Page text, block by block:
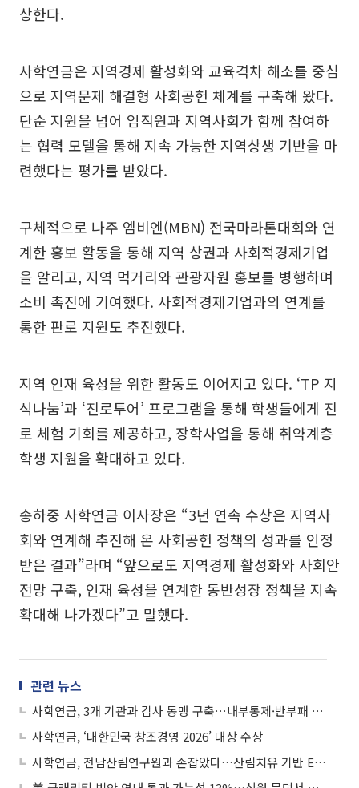
상한다.
사학연금은 지역경제 활성화와 교육격차 해소를 중심
으로 지역문제 해결형 사회공헌 체계를 구축해 왔다.
단순 지원을 넘어 임직원과 지역사회가 함께 참여하
는 협력 모델을 통해 지속 가능한 지역상생 기반을 마
련했다는 평가를 받았다.
구체적으로 나주 엠비엔(MBN) 전국마라톤대회와 연
계한 홍보 활동을 통해 지역 상권과 사회적경제기업
을 알리고, 지역 먹거리와 관광자원 홍보를 병행하며
소비 촉진에 기여했다. 사회적경제기업과의 연계를
통한 판로 지원도 추진했다.
지역 인재 육성을 위한 활동도 이어지고 있다. ‘TP 지
식나눔’과 ‘진로투어’ 프로그램을 통해 학생들에게 진
로 체험 기회를 제공하고, 장학사업을 통해 취약계층
학생 지원을 확대하고 있다.
송하중 사학연금 이사장은 “3년 연속 수상은 지역사
회와 연계해 추진해 온 사회공헌 정책의 성과를 인정
받은 결과”라며 “앞으로도 지역경제 활성화와 사회안
전망 구축, 인재 육성을 연계한 동반성장 정책을 지속
확대해 나가겠다”고 말했다.
관련 뉴스
사학연금, 3개 기관과 감사 동맹 구축…내부통제·반부패 협력 강화
사학연금, ‘대한민국 창조경영 2026’ 대상 수상
사학연금, 전남산림연구원과 손잡았다…산림치유 기반 ESG 협력 확대